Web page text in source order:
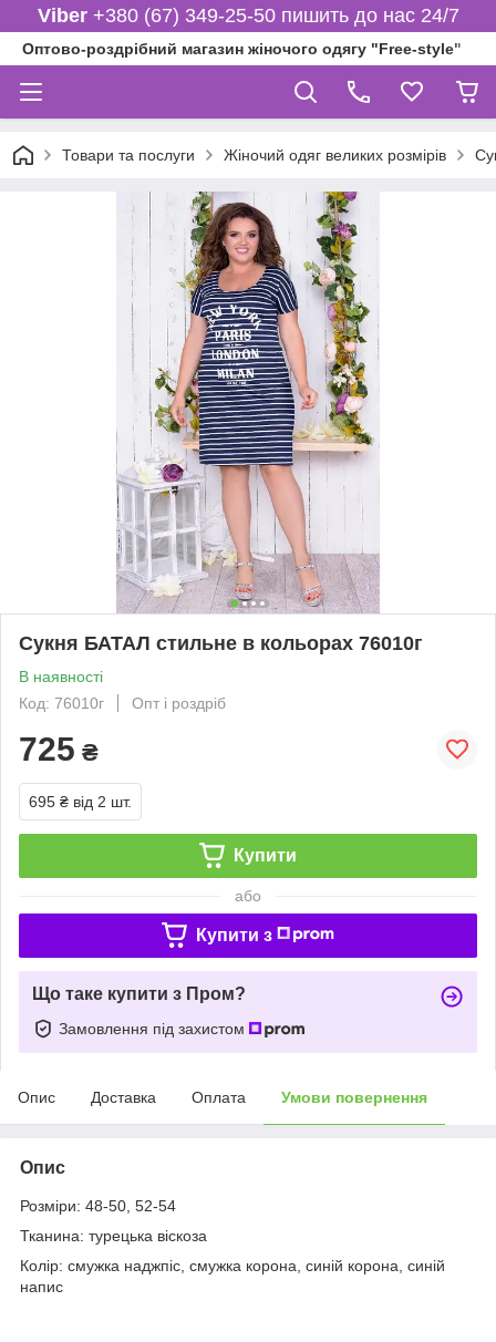
Viber+380 (67) 349-25-50 пишить до нас 24/7
Оптово-роздрібний магазин жіночого одягу "Free-style"
Товари та послуги Жіночий одяг великих розмірів
Сукня БАТАЛ стильне в кольорах 76010г
В наявності
Код: 76010г
Опт і роздріб
725 ₴
695 ₴ від 2 шт.
Купити
або
Купити з
Що таке купити з Пром?
Замовлення під захистом
Опис Доставка Оплата Умови повернення
Опис
Розміри: 48-50, 52-54
Тканина: турецька віскоза
Колір: смужка наджпіс, смужка корона, синій корона, синій
напис